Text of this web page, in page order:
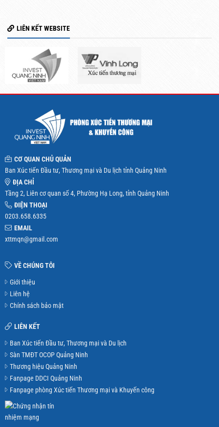
LIÊN KẾT WEBSITE
CƠ QUAN CHỦ QUẢN
Ban Xúc tiến Đầu tư, Thương mại và Du lịch tỉnh Quảng Ninh
ĐỊA CHỈ
Tầng 2, Liên cơ quan số 4, Phường Hạ Long, tỉnh Quảng Ninh
ĐIỆN THOẠI
0203.658.6335
EMAIL
xttmqn@gmail.com
VỀ CHÚNG TÔI
Giới thiệu
Liên hệ
Chính sách bảo mật
LIÊN KẾT
Ban Xúc tiến Đầu tư, Thương mại và Du lịch
Sàn TMĐT OCOP Quảng Ninh
Thương hiệu Quảng Ninh
Fanpage DDCI Quảng Ninh
Fanpage phòng Xúc tiến Thương mại và Khuyến công